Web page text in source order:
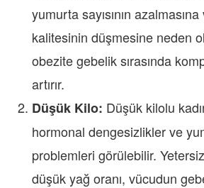
yumurta sayısının
kalitesinin düşmesine neden
obezite gebelik sırasında
artırır.
Düşük Kilo: Düşük kilolu
hormonal dengesizlikler ve
problemleri görülebilir.
düşük yağ oranı, vücudun